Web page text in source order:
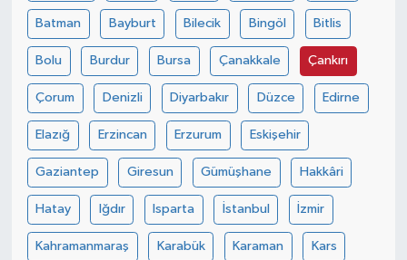
Batman Bayburt Bilecik Bingöl Bitlis
Bolu Burdur Bursa Çanakkale Çankırı
Çorum Denizli Diyarbakır Düzce Edirne
Elazığ Erzincan Erzurum Eskişehir
Gaziantep Giresun Gümüşhane Hakkâri
Hatay Iğdır Isparta İstanbul İzmir
Kahramanmaraş Karabük Karaman Kars